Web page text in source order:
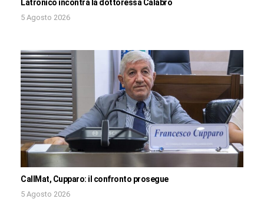
Latronico incontra la dottoressa Calabrò
5 Agosto 2026
CallMat, Cupparo: il confronto prosegue
5 Agosto 2026